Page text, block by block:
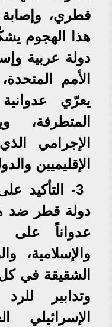
قطري،
هذا الهجوم
دولة عربية
الأمم
يعرّي عدوانية
الإجرامي
الإقليميين
3- التأكيد
دولة قطر ضد
عدواناً على
والإسلامية،
الشقيقة في
وتدابير
الإسرائيلي